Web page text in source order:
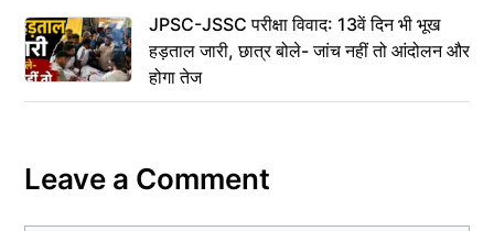
JPSC-JSSC परीक्षा विवाद: 13वें दिन भी भूख
हड़ताल जारी, छात्र बोले- जांच नहीं तो आंदोलन और
होगा तेज
Leave a Comment